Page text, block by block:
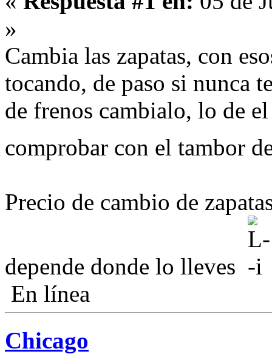
»
Cambia las zapatas, con
tocando, de paso si nunca
de frenos cambialo, lo de
comprobar con el tambor
Precio de cambio de
depende donde lo lleves
En línea
Chicago